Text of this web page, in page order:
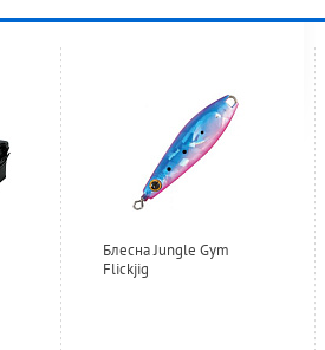
Блесна Jungle Gym
Flickjig